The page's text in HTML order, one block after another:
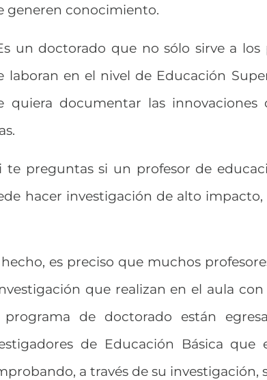
generen conocimiento.
un doctorado que no sólo sirve a los
laboran en el nivel de Educación
quiera documentar las
te preguntas si un profesor de
hacer investigación de alto impacto,
es preciso que muchos
que realizan en el aula
de doctorado están
de Educación Básica que
a través de su investigación,